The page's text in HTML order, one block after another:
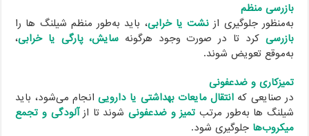
بازرسی منظم
به‌منظور جلوگیری ازنشت یا خرابی، باید به‌طور منظم شیلنگ ها را
بازرسیکرد تا در صورت وجود هرگونهسایش، پارگی یا خرابی،
به‌موقع تعویض شوند.
تمیزکاری و ضدعفونی
در صنایعی کهانتقال مایعات بهداشتی یا داروییانجام می‌شود، باید
شیلنگ ها به‌طور مرتبتمیز و ضدعفونیشوند تا ازآلودگی و تجمع
میکروب‌هاجلوگیری شود.